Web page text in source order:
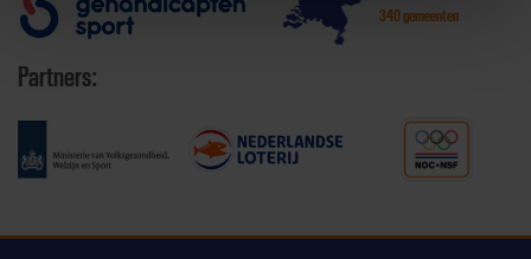
340 gemeenten
Partners: